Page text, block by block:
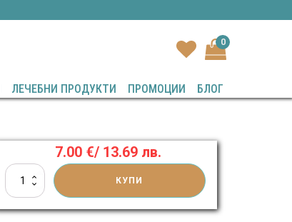
0
ЛЕЧЕБНИ ПРОДУКТИ ПРОМОЦИИ БЛОГ
7.00 €/ 13.69 лв.
количество
за
за
КУПИ